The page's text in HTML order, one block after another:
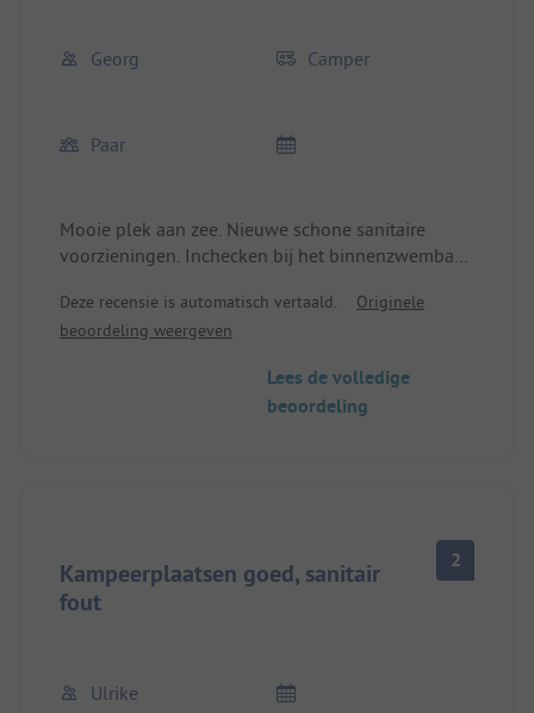
Georg Camper
Paar
Mooie plek aan zee. Nieuwe schone sanitaire
voorzieningen. Inchecken bij het binnenzwembad.
vóór de overtocht met de veerboot.
Deze recensie is automatisch vertaald.
Originele
beoordeling weergeven
Lees de volledige
beoordeling
Kampeerplaatsen goed, sanitair
fout
2
Ulrike